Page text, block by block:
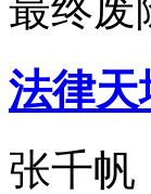
最终废
法律天
张千帆